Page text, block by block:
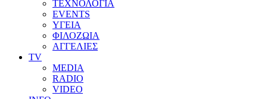
ΤΕΧΝΟΛΟΓΙΑ
EVENTS
ΥΓΕΙΑ
ΦΙΛΟΖΩΙΑ
ΑΓΓΕΛΙΕΣ
ΤV
MEDIA
RADIO
VIDEO